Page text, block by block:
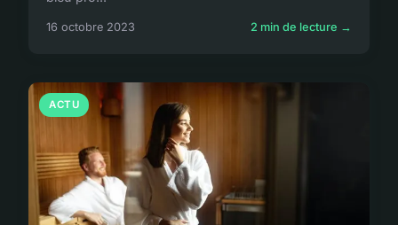
16 octobre 2023 2 min de lecture →
ACTU